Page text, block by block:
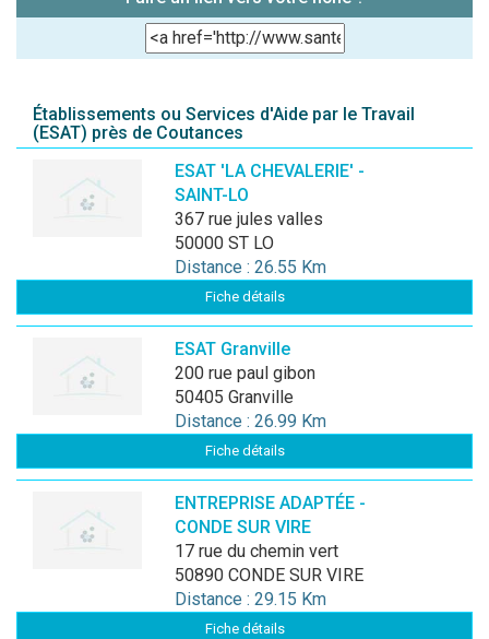
Établissements ou Services d'Aide par le Travail
(ESAT) près de Coutances
ESAT 'LA CHEVALERIE' -
SAINT-LO
367 rue jules valles
50000 ST LO
Distance : 26.55 Km
Fiche détails
ESAT Granville
200 rue paul gibon
50405 Granville
Distance : 26.99 Km
Fiche détails
ENTREPRISE ADAPTÉE -
CONDE SUR VIRE
17 rue du chemin vert
50890 CONDE SUR VIRE
Distance : 29.15 Km
Fiche détails